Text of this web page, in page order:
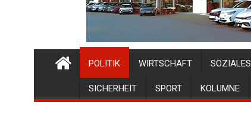
POLITIK WIRTSCHAFT SOZIALES
SICHERHEIT SPORT KOLUMNE